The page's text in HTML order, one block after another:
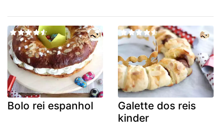
Bolo rei espanhol
Galette dos reis
kinder